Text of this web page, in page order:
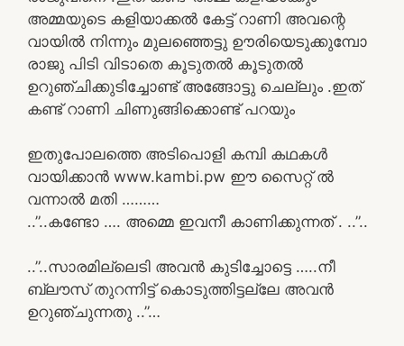
അമ്മയുടെ കളിയാക്കൽ കേട്ട് റാണി അവന്റെ
വായിൽ നിന്നും മുലഞ്ഞെട്ടു ഊരിയെടുക്കുമ്പോ
രാജു പിടി വിടാതെ കൂടുതൽ കൂടുതൽ
ഉറുഞ്ചിക്കുടിച്ചോണ്ട് അങ്ങോട്ടു ചെല്ലും .ഇത്
കണ്ട് റാണി ചിണുങ്ങിക്കൊണ്ട് പറയും
ഇതുപോലത്തെ അടിപൊളി കമ്പി കഥകൾ
വായിക്കാൻ www.kambi.pw ഈ സൈറ്റ് ൽ
വന്നാൽ മതി ………
..”..കണ്ടോ …. അമ്മെ ഇവനീ കാണിക്കുന്നത് . ..”..
..”..സാരമില്ലെടി അവൻ കുടിച്ചോട്ടെ …..നീ
ബ്ലൗസ് തുറന്നിട്ട് കൊടുത്തിട്ടല്ലേ അവൻ
ഉറുഞ്ചുന്നതു ..”…